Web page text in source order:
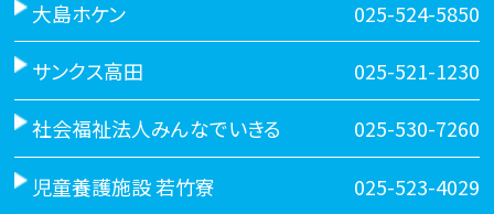
大島ホケン 025-524-5850
サンクス高田 025-521-1230
社会福祉法人みんなでいきる 025-530-7260
児童養護施設 若竹寮 025-523-4029